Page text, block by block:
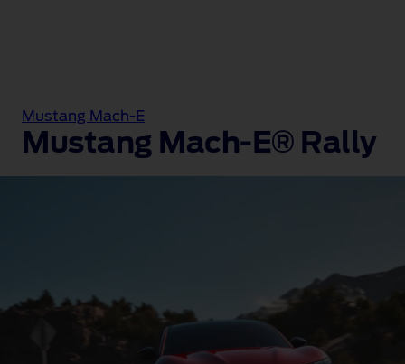
Mustang Mach-E
Mustang Mach-E® Rally